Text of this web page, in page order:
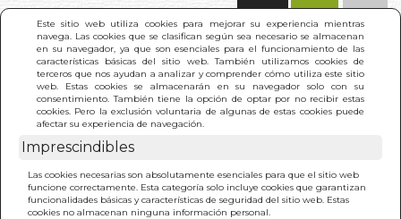
Este sitio web utiliza cookies para mejorar su experiencia mientras
navega. Las cookies que se clasifican según sea necesario se almacenan
en su navegador, ya que son esenciales para el funcionamiento de las
características básicas del sitio web. También utilizamos cookies de
terceros que nos ayudan a analizar y comprender cómo utiliza este sitio
web. Estas cookies se almacenarán en su navegador solo con su
consentimiento. También tiene la opción de optar por no recibir estas
cookies. Pero la exclusión voluntaria de algunas de estas cookies puede
afectar su experiencia de navegación.
Imprescindibles
Las cookies necesarias son absolutamente esenciales para que el sitio web
funcione correctamente. Esta categoría solo incluye cookies que garantizan
funcionalidades básicas y características de seguridad del sitio web. Estas
cookies no almacenan ninguna información personal.
INICIO > COMO APRENDEN LOS LIDERES